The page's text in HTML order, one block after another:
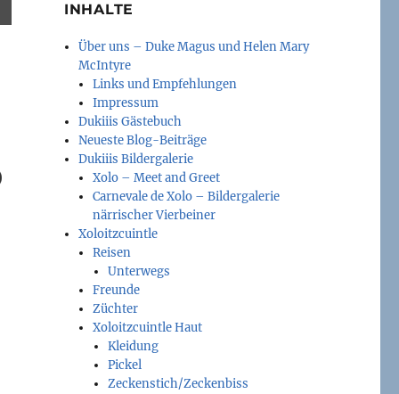
INHALTE
Über uns – Duke Magus und Helen Mary
McIntyre
Links und Empfehlungen
Impressum
Dukiiis Gästebuch
Neueste Blog-Beiträge
Dukiiis Bildergalerie
Xolo – Meet and Greet
Carnevale de Xolo – Bildergalerie
närrischer Vierbeiner
Xoloitzcuintle
Reisen
Unterwegs
Freunde
Züchter
Xoloitzcuintle Haut
Kleidung
Pickel
Zeckenstich/Zeckenbiss